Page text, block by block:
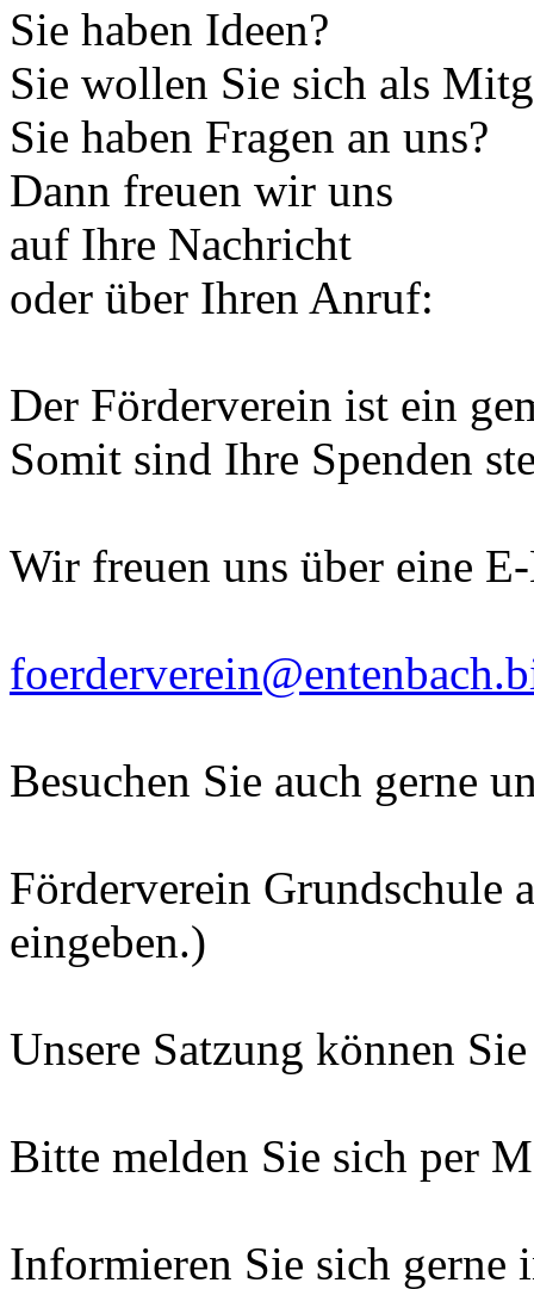
Sie haben Ideen?
Sie wollen Sie sich als
Sie haben Fragen an uns?
Dann freuen wir uns
auf Ihre Nachricht
oder über Ihren Anruf:
Der Förderverein ist ein
Somit sind Ihre Spenden
Wir freuen uns über eine
Besuchen Sie auch gerne
Förderverein Grundschule
eingeben.)
Unsere Satzung können
Bitte melden Sie sich per
Informieren Sie sich gerne